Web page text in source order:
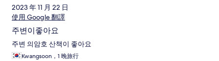
2023 年 11 月 22 日
使用 Google 翻譯
주변이좋아요
주변 의암호 산책이 좋아요
Kwangsoon，1 晚旅行